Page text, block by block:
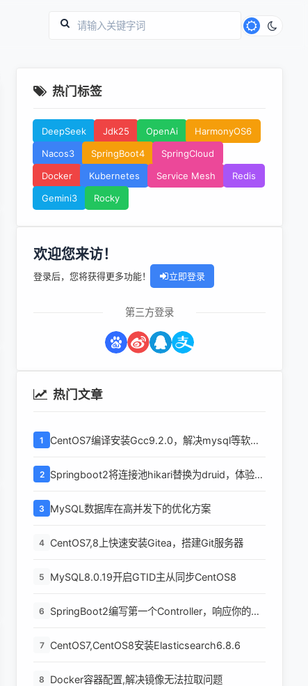
热门标签
DeepSeek Jdk25 OpenAi
HarmonyOS6
Nacos3
SpringBoot4
SpringCloud
Docker
Kubernetes Service Mesh
Redis
Gemini3
Rocky
欢迎您来访！
登录后，您将获得更多功能！ 立即登录
第三方登录
热门文章
1
CentOS7编译安装Gcc9.2.0，解决mysql等软件
2
Springboot2将连接池hikari替换为druid，体验最
3 MySQL数据库在高并发下的优化方案
4 CentOS7,8上快速安装Gitea，搭建Git服务器
5 MySQL8.0.19开启GTID主从同步CentOS8
6
SpringBoot2编写第一个Controller，响应你的
7 CentOS7,CentOS8安装Elasticsearch6.8.6
8 Docker容器配置,解决镜像无法拉取问题